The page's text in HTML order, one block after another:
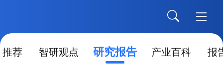
推荐 智研观点 研究报告 产业百科 报